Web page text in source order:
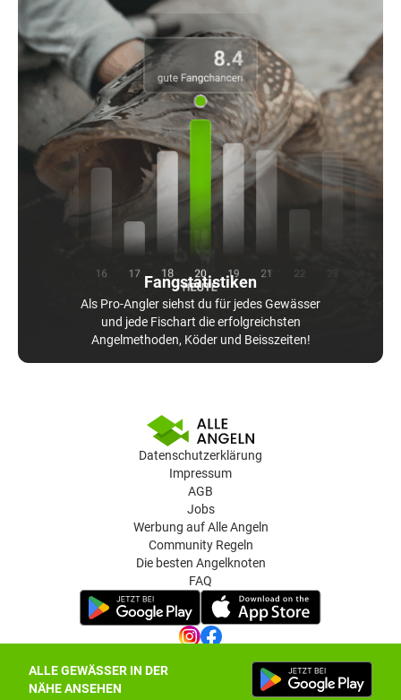
ALLE GEWÄSSER IN DER
NÄHE ANSEHEN
Fangstatistiken
Als Pro-Angler siehst du für jedes Gewässer
und jede Fischart die erfolgreichsten
Angelmethoden, Köder und Beisszeiten!
Datenschutzerklärung
Impressum
AGB
Jobs
Werbung auf Alle Angeln
Community Regeln
Die besten Angelknoten
FAQ
Datenschutz-Einstellungen